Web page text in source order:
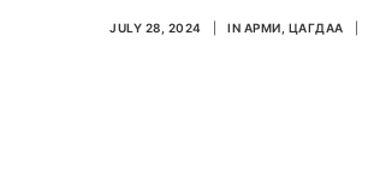
JULY 28, 2024 IN АРМИ, ЦАГДАА